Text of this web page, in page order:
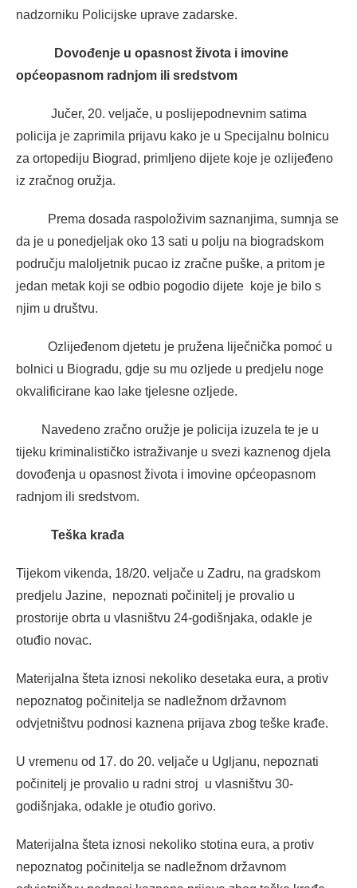
nadzorniku Policijske uprave zadarske.
Dovođenje u opasnost života i imovine
općeopasnom radnjom ili sredstvom
Jučer, 20. veljače, u poslijepodnevnim satima
policija je zaprimila prijavu kako je u Specijalnu bolnicu
za ortopediju Biograd, primljeno dijete koje je ozlijeđeno
iz zračnog oružja.
Prema dosada raspoloživim saznanjima, sumnja se
da je u ponedjeljak oko 13 sati u polju na biogradskom
području maloljetnik pucao iz zračne puške, a pritom je
jedan metak koji se odbio pogodio dijete koje je bilo s
njim u društvu.
Ozlijeđenom djetetu je pružena liječnička pomoć u
bolnici u Biogradu, gdje su mu ozljede u predjelu noge
okvalificirane kao lake tjelesne ozljede.
Navedeno zračno oružje je policija izuzela te je u
tijeku kriminalističko istraživanje u svezi kaznenog djela
dovođenja u opasnost života i imovine općeopasnom
radnjom ili sredstvom.
Teška krađa
Tijekom vikenda, 18/20. veljače u Zadru, na gradskom
predjelu Jazine, nepoznati počinitelj je provalio u
prostorije obrta u vlasništvu 24-godišnjaka, odakle je
otuđio novac.
Materijalna šteta iznosi nekoliko desetaka eura, a protiv
nepoznatog počinitelja se nadležnom državnom
odvjetništvu podnosi kaznena prijava zbog teške krađe.
U vremenu od 17. do 20. veljače u Ugljanu, nepoznati
počinitelj je provalio u radni stroj u vlasništvu 30-
godišnjaka, odakle je otuđio gorivo.
Materijalna šteta iznosi nekoliko stotina eura, a protiv
nepoznatog počinitelja se nadležnom državnom